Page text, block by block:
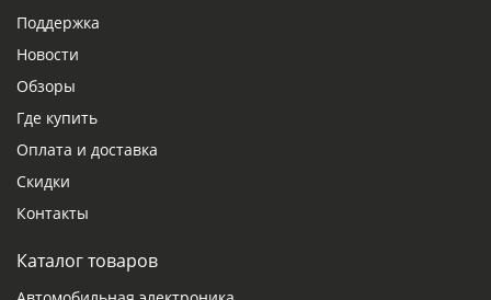
Поддержка
Новости
Обзоры
Где купить
Оплата и доставка
Скидки
Контакты
Каталог товаров